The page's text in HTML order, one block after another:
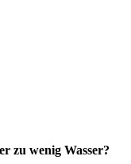
zu wenig Wasser?